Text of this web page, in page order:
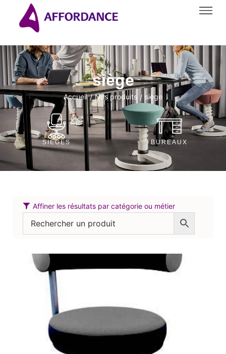
siège
Accueil / Nos produits / siège
SIÈGES BUREAUX
Affiner les résultats par catégorie ou métier